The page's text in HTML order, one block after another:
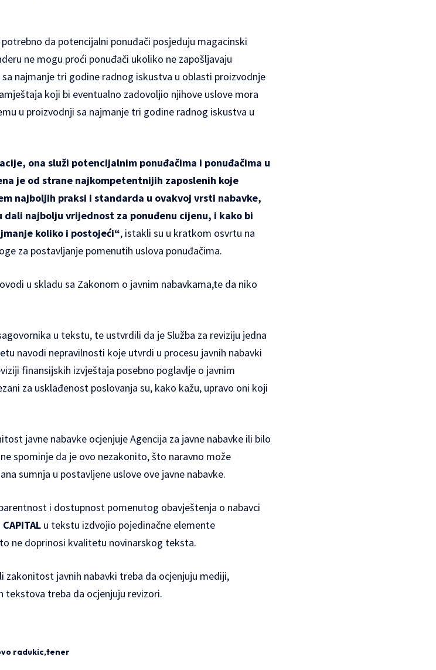
da potencijalni ponuđači posjeduju magacinski
ne mogu proći ponuđači ukoliko ne zapošljavaju
najmanje tri godine radnog iskustva u oblasti proizvodnje
koji bi eventualno zadovoljio njihove uslove mora
u proizvodnji sa najmanje tri godine radnog iskustva u
ona služi potencijalnim ponuđačima i ponuđačima u
je od strane najkompetentnijih zaposlenih koje
najboljih praksi i standarda u ovakvoj vrsti nabavke,
najbolju vrijednost za ponuđenu cijenu, i kako bi
koliko i postojeći“, istakli su u kratkom osvrtu na
za postavljanje pomenutih uslova ponuđačima.
u skladu sa Zakonom o javnim nabavkama,te da niko
u tekstu, te ustvrdili da je Služba za reviziju jedna
navodi nepravilnosti koje utvrdi u procesu javnih nabavki
finansijskih izvještaja posebno poglavlje o javnim
za usklađenost poslovanja su, kako kažu, upravo oni koji
javne nabavke ocjenjuje Agencija za javne nabavke ili bilo
spominje da je ovo nezakonito, što naravno može
sumnja u postavljene uslove ove javne nabavke.
i dostupnost pomenutog obavještenja o nabavci
CAPITAL u tekstu izdvojio pojedinačne elemente
ne doprinosi kvalitetu novinarskog teksta.
zakonitost javnih nabavki treba da ocjenjuju mediji,
treba da ocjenjuju revizori.
radukic tener